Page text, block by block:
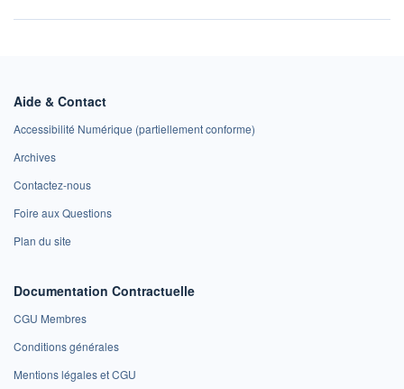
Aide & Contact
Accessibilité Numérique (partiellement conforme)
Archives
Contactez-nous
Foire aux Questions
Plan du site
Documentation Contractuelle
CGU Membres
Conditions générales
Mentions légales et CGU